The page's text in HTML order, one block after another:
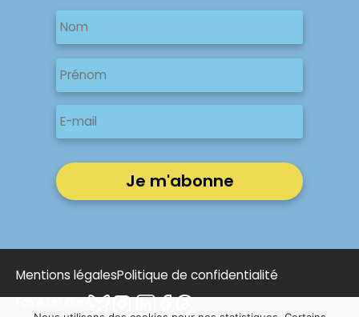
Nom
Nom
Nom
Prénom
E-
mail
Mentions légalesPolitique de confidentialité
Faire un don